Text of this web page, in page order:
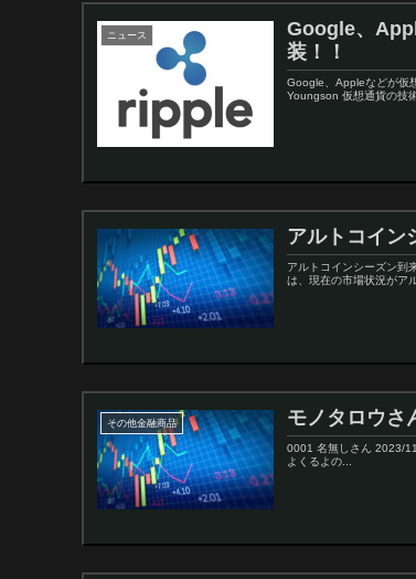
ニュース
Google、
装！！
Google、Appleなどが
Youngson 仮想通貨の技
アルトコイン
アルトコインシーズン到
は、現在の市場状況がア
その他金融商品 モノタロウさ
0001 名無しさん 2023/
よくるよの...